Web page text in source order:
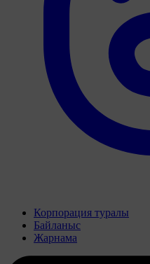
Корпорация туралы
Байланыс
Жарнама